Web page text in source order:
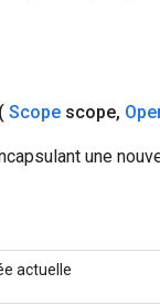
( Scope scope,
une
actuelle